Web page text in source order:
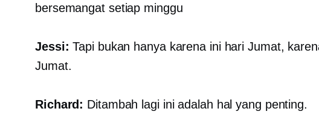
bersemangat setiap minggu
Jessi: Tapi bukan hanya karena ini hari Jumat,
Jumat.
Richard: Ditambah lagi ini adalah hal yang penting.